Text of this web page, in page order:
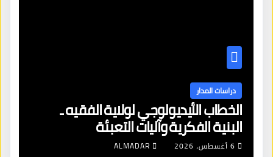
دراسات المدار
الخطاب الأيديولوجي لولاية الفقيه ـ
البنية الفكرية وآليات التعبئة
6 أغسطس، 2026 ALMADAR